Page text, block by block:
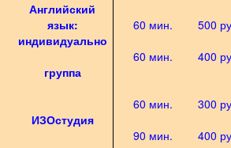
Английский
язык:
индивидуально
группа
ИЗОстудия
60 мин.
60 мин.
60 мин.
90 мин.
500
400
300
400